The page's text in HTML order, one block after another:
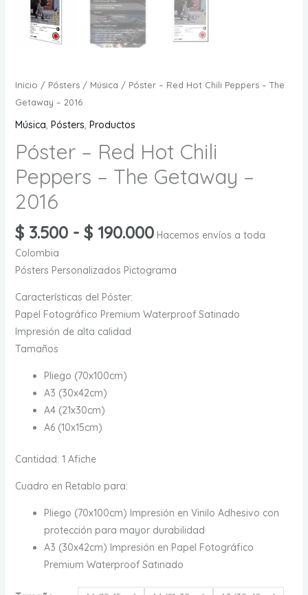
Inicio / Pósters/ Música / Póster – Red Hot Chili Peppers – The
Getaway – 2016
Música, Pósters, Productos
Póster – Red Hot Chili
Peppers – The Getaway –
2016
$3.500 - $190.000Rango
precios:
hasta
Hacemos envíos a toda
Colombia
Pósters Personalizados Pictograma
Características del Póster:
Papel Fotográfico Premium Waterproof Satinado
Impresión de alta calidad
Tamaños
Pliego (70x100cm)
A3 (30x42cm)
A4 (21x30cm)
A6 (10x15cm)
Cantidad: 1 Afiche
Cuadro en Retablo para:
Pliego (70x100cm) Impresión en Vinilo Adhesivo con
protección para mayor durabilidad
A3 (30x42cm) Impresión en Papel Fotográfico
Premium Waterproof Satinado